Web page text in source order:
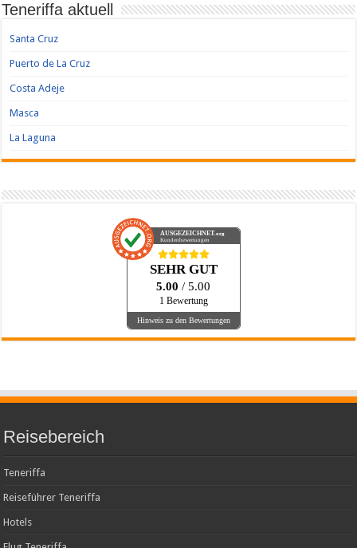
Teneriffa aktuell
Santa Cruz
Puerto de La Cruz
Costa Adeje
Masca
La Laguna
AUSGEZEICHNET .org
Kundenbewertungen
SEHR GUT
5.00/ 5.00
1 Bewertung
Hinweis zu den Bewertungen
Reisebereich
Teneriffa
Reiseführer Teneriffa
Hotels